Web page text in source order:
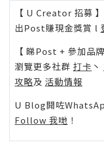
【 U Creator 招募 】
出Post賺現金獎賞 l
【 睇Post + 參加品牌
瀏覽更多社群 打卡 丶
攻略及 活動情報
U Blog開咗
Follow 我哋 ！